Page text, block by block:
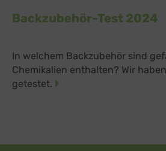
Backzubehör-Test 2024
In welchem Backzubehör sind
Chemikalien enthalten? Wir
getestet.